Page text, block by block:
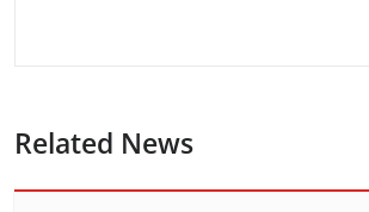
Related News